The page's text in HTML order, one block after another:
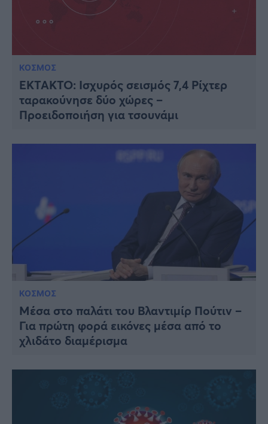
ΚΟΣΜΟΣ
EKTAKTO: Ισχυρός σεισμός 7,4 Ρίχτερ
ταρακούνησε δύο χώρες –
Προειδοποιήση για τσουνάμι
ΚΟΣΜΟΣ
Μέσα στο παλάτι του Βλαντιμίρ Πούτιν –
Για πρώτη φορά εικόνες μέσα από το
χλιδάτο διαμέρισμα